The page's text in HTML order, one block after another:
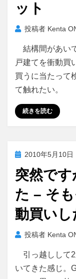
ット
投稿者 Kenta
結構間があい
戸建てを衝動買
買うに当たって
て触れたい。
続きを読む
投
日:
2010年5月10日
突然です
た – そ
動買い
投稿者 Kenta
引っ越しして2
いてきた感じ。